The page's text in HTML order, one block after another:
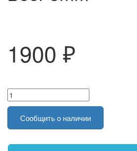
1900 ₽
Сообщить о наличии